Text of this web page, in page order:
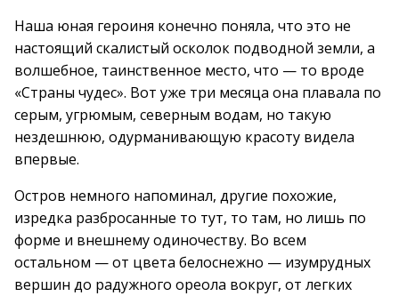
Наша юная героиня конечно поняла, что это не
настоящий скалистый осколок подводной земли, а
волшебное, таинственное место, что — то вроде
«Страны чудес». Вот уже три месяца она плавала по
серым, угрюмым, северным водам, но такую
нездешнюю, одурманивающую красоту видела
впервые.
Остров немного напоминал, другие похожие,
изредка разбросанные то тут, то там, но лишь по
форме и внешнему одиночеству. Во всем
остальном — от цвета белоснежно — изумрудных
вершин до радужного ореола вокруг, от легких